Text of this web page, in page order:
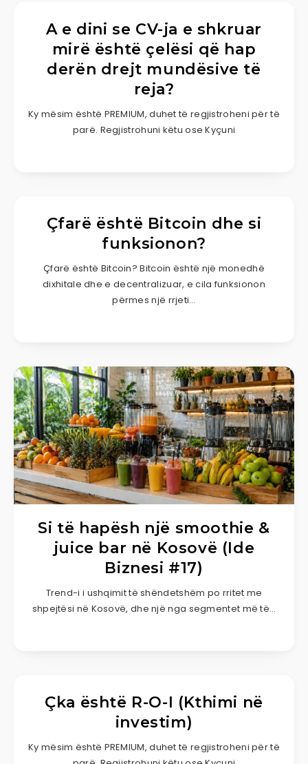
A e dini se CV-ja e shkruar
mirë është çelësi që hap
derën drejt mundësive të
reja?
Ky mësim është PREMIUM, duhet të regjistroheni për të
parë. Regjistrohuni këtu ose Kyçuni
Çfarë është Bitcoin dhe si
funksionon?
Çfarë është Bitcoin? Bitcoin është një monedhë
dixhitale dhe e decentralizuar, e cila funksionon
përmes një rrjeti…
Si të hapësh një smoothie &
juice bar në Kosovë (Ide
Biznesi #17)
Trend-i i ushqimit të shëndetshëm po rritet me
shpejtësi në Kosovë, dhe një nga segmentet më të…
Çka është R-O-I (Kthimi në
investim)
Ky mësim është PREMIUM, duhet të regjistroheni për të